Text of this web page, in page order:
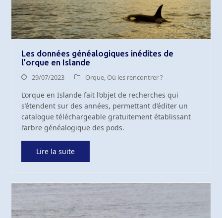
Les données généalogiques inédites de
l’orque en Islande
29/07/2023 Orque ,Où les rencontrer ?
L’orque en Islande fait l’objet de recherches qui
s’étendent sur des années, permettant d’éditer un
catalogue téléchargeable gratuitement établissant
l’arbre généalogique des pods.
Lire la suite